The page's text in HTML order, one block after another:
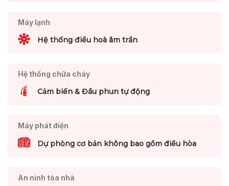
Máy lạnh
Hệ thống điều hoà âm trần
Hệ thống chữa cháy
Cảm biến & Đầu phun tự động
Máy phát điện
Dự phòng cơ bản không bao gồm điều hòa
An ninh tòa nhà